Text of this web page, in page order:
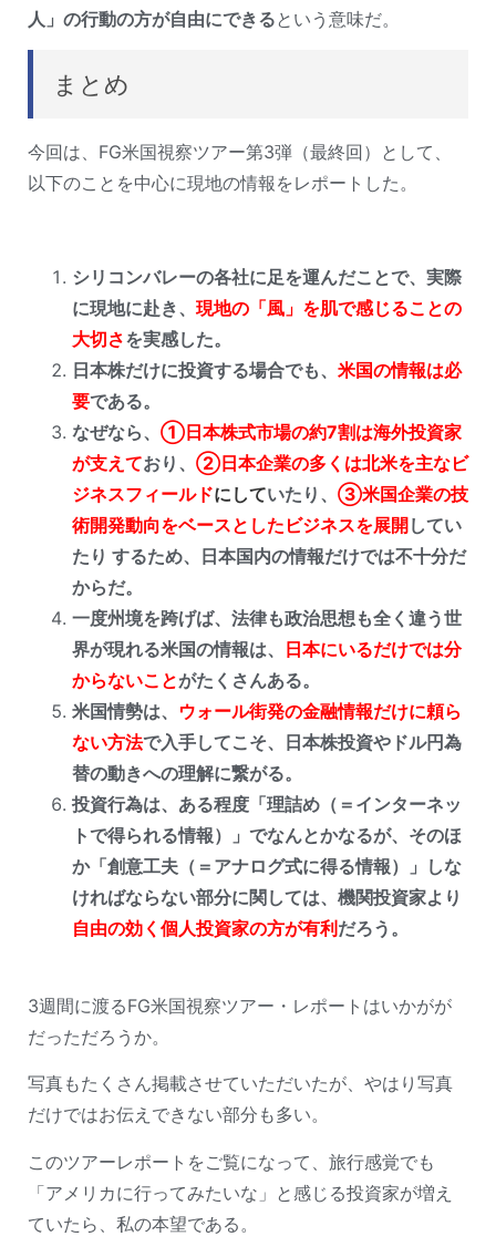
人」の行動の方が自由にできるという意味だ。
まとめ
今回は、FG米国視察ツアー第3弾（最終回）として、
以下のことを中心に現地の情報をレポートした。
シリコンバレーの各社に足を運んだことで、実際
に現地に赴き、 現地の「風」を肌で感じることの
大切さを実感した。
日本株だけに投資する場合でも、 米国の情報は必
要である。
なぜなら、 ①日本株式市場の約7割は海外投資家
が支えており、 ②日本企業の多くは北米を主なビ
ジネスフィールドにしていたり、 ③米国企業の技
術開発動向をベースとしたビジネスを展開してい
たり するため、日本国内の情報だけでは不十分だ
からだ。
一度州境を跨げば、法律も政治思想も全く違う世
界が現れる米国の情報は、 日本にいるだけでは分
からないことがたくさんある。
米国情勢は、 ウォール街発の金融情報だけに頼ら
ない方法で入手してこそ、日本株投資やドル円為
替の動きへの理解に繋がる。
投資行為は、ある程度「理詰め（＝インターネッ
トで得られる情報）」でなんとかなるが、そのほ
か「創意工夫（＝アナログ式に得る情報）」しな
ければならない部分に関しては、機関投資家より
自由の効く個人投資家の方が有利だろう。
3週間に渡るFG米国視察ツアー・レポートはいかがが
だっただろうか。
写真もたくさん掲載させていただいたが、やはり写真
だけではお伝えできない部分も多い。
このツアーレポートをご覧になって、旅行感覚でも
「アメリカに行ってみたいな」と感じる投資家が増え
ていたら、私の本望である。